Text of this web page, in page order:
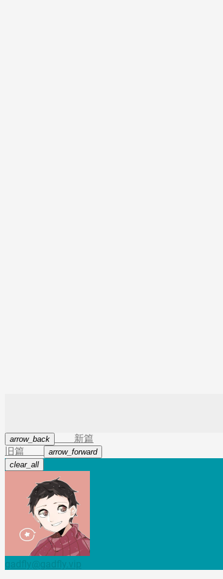
arrow_back
新篇
旧篇
arrow_forward
clear_all
gadfly@gadfly.vip